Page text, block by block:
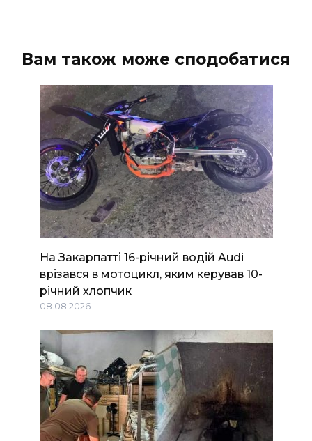
Вам також може сподобатися
На Закарпатті 16-річний водій Audi
врізався в мотоцикл, яким керував 10-
річний хлопчик
08.08.2026